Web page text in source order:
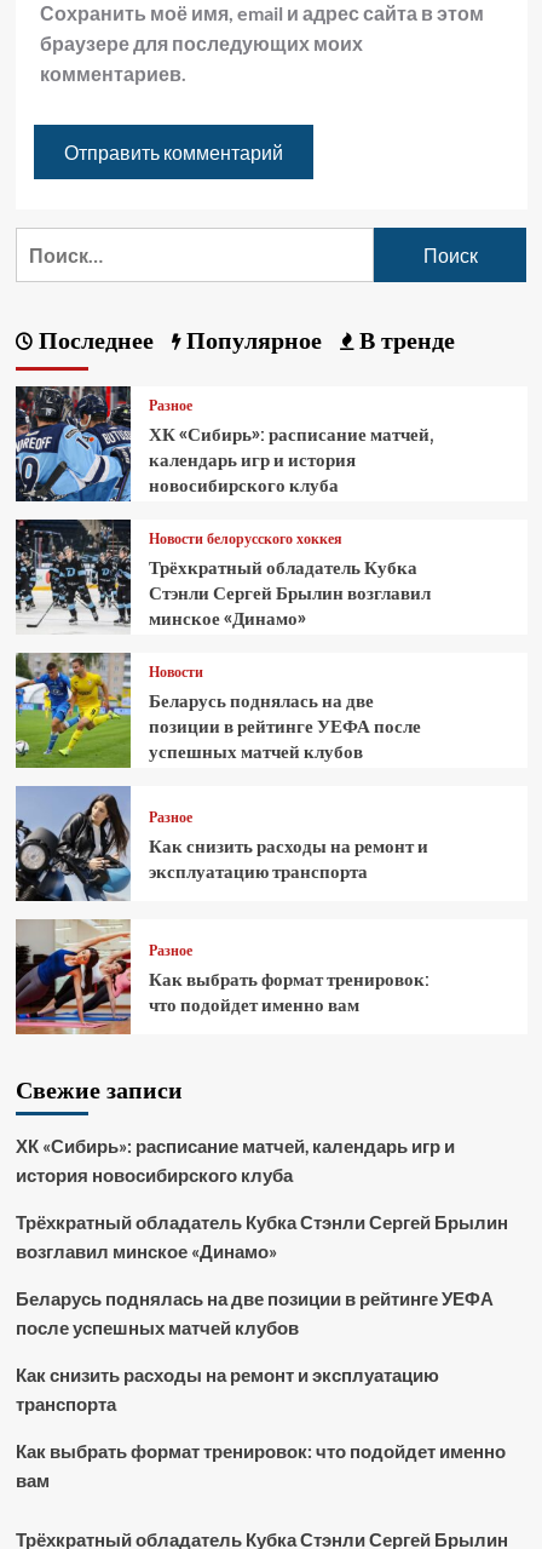
Сохранить моё имя, email и адрес сайта в этом
браузере для последующих моих
комментариев.
Последнее Популярное В тренде
Разное
ХК «Сибирь»: расписание матчей,
календарь игр и история
новосибирского клуба
Новости белорусского хоккея
Трёхкратный обладатель Кубка
Стэнли Сергей Брылин возглавил
минское «Динамо»
Новости
Беларусь поднялась на две
позиции в рейтинге УЕФА после
успешных матчей клубов
Разное
Как снизить расходы на ремонт и
эксплуатацию транспорта
Разное
Как выбрать формат тренировок:
что подойдет именно вам
Свежие записи
ХК «Сибирь»: расписание матчей, календарь игр и
история новосибирского клуба
Трёхкратный обладатель Кубка Стэнли Сергей Брылин
возглавил минское «Динамо»
Беларусь поднялась на две позиции в рейтинге УЕФА
после успешных матчей клубов
Как снизить расходы на ремонт и эксплуатацию
транспорта
Как выбрать формат тренировок: что подойдет именно
вам
Трёхкратный обладатель Кубка Стэнли Сергей Брылин